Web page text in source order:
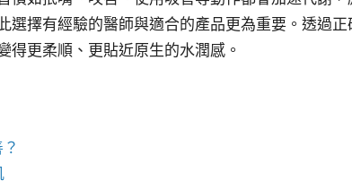
選擇有經驗的醫師與適合的產品更為重要。透過
得更柔順、更貼近原生的水潤感。